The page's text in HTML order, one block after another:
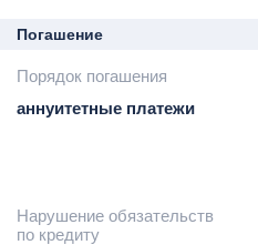
Погашение
Порядок погашения
аннуитетные платежи
Нарушение обязательств
по кредиту